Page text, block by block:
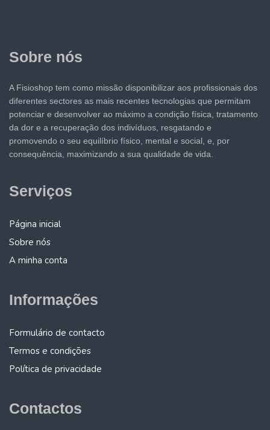
Sobre nós
A Fisioshop tem como missão disponibilizar aos profissionais dos
diferentes sectores as mais recentes tecnologias que permitam
potenciar e desenvolver ao máximo a condição física, tratamento
da dor e a recuperação dos indivíduos, resgatando e
promovendo o seu equilíbrio físico, mental e social, e, por
consequência, maximizando a sua qualidade de vida.
Serviços
Página inicial
Sobre nós
A minha conta
Informações
Formulário de contacto
Termos e condições
Política de privacidade
Contactos